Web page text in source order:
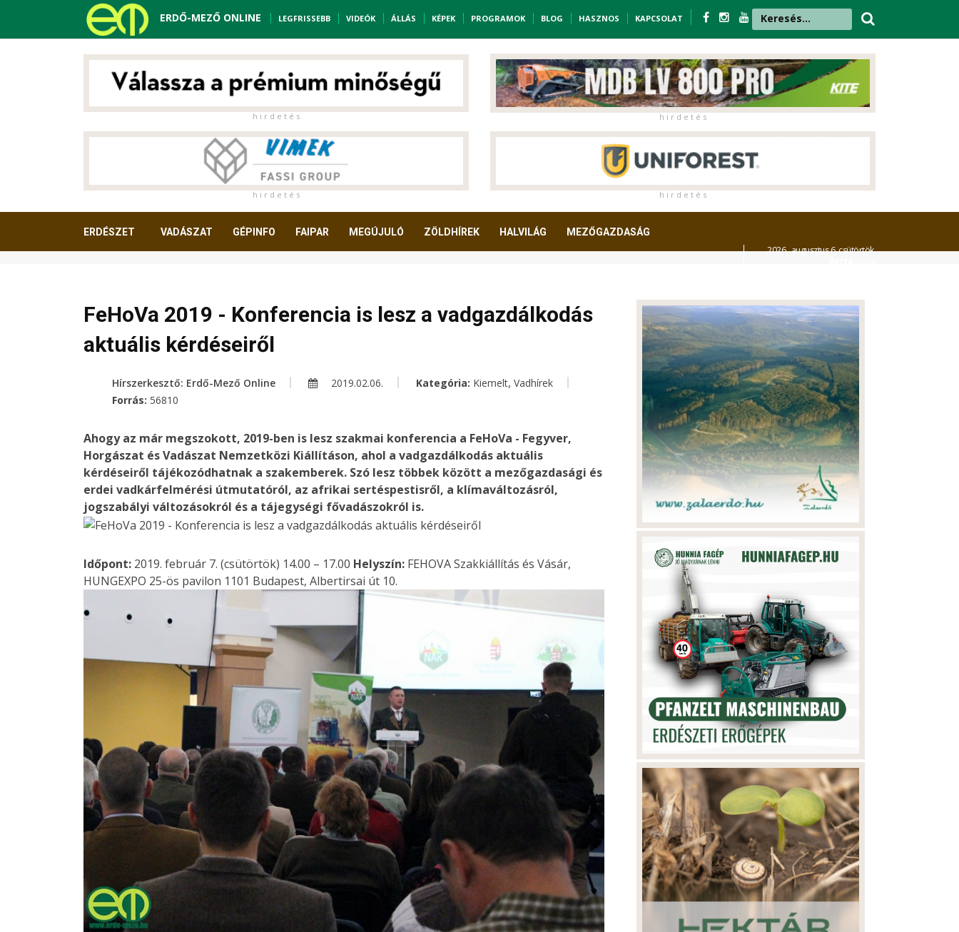
ERDŐ-MEZŐ ONLINE LEGFRISSEBB VIDEÓK ÁLLÁS KÉPEK PROGRAMOK BLOG HASZNOS KAPCSOLAT
h i r d e t é s h i r d e t é s
h i r d e t é s h i r d e t é s
ERDÉSZET VADÁSZAT GÉPINFO FAIPAR MEGÚJULÓ ZÖLDHÍREK HALVILÁG MEZŐGAZDASÁG
2026. augusztus 6. csütörtök,
FeHoVa 2019 - Konferencia is lesz a vadgazdálkodás
aktuális kérdéseiről
Hírszerkesztő: Erdő-Mező Online 2019.02.06. Kategória: Kiemelt, Vadhírek
Forrás: 56810
Ahogy az már megszokott, 2019-ben is lesz szakmai konferencia a FeHoVa - Fegyver,
Horgászat és Vadászat Nemzetközi Kiállításon, ahol a vadgazdálkodás aktuális
kérdéseiről tájékozódhatnak a szakemberek. Szó lesz többek között a mezőgazdasági és
erdei vadkárfelmérési útmutatóról, az afrikai sertéspestisről, a klímaváltozásról,
jogszabályi változásokról és a tájegységi fővadászokról is.
Időpont: 2019. február 7. (csütörtök) 14.00 – 17.00 Helyszín: FEHOVA Szakkiállítás és Vásár,
HUNGEXPO 25-ös pavilon 1101 Budapest, Albertirsai út 10.